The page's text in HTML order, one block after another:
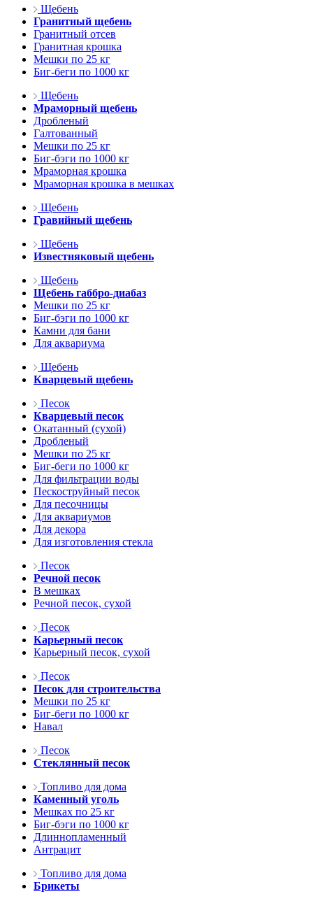
Щебень
Гранитный щебень
Гранитный отсев
Гранитная крошка
Мешки по 25 кг
Биг-беги по 1000 кг
Щебень
Мраморный щебень
Дробленый
Галтованный
Мешки по 25 кг
Биг-бэги по 1000 кг
Мраморная крошка
Мраморная крошка в мешках
Щебень
Гравийный щебень
Щебень
Известняковый щебень
Щебень
Щебень габбро-диабаз
Мешки по 25 кг
Биг-бэги по 1000 кг
Камни для бани
Для аквариума
Щебень
Кварцевый щебень
Песок
Кварцевый песок
Окатанный (сухой)
Дробленый
Мешки по 25 кг
Биг-беги по 1000 кг
Для фильтрации воды
Пескоструйный песок
Для песочницы
Для аквариумов
Для декора
Для изготовления стекла
Песок
Речной песок
В мешках
Речной песок, сухой
Песок
Карьерный песок
Карьерный песок, сухой
Песок
Песок для строительства
Мешки по 25 кг
Биг-беги по 1000 кг
Навал
Песок
Стеклянный песок
Топливо для дома
Каменный уголь
Мешках по 25 кг
Биг-бэги по 1000 кг
Длиннопламенный
Антрацит
Топливо для дома
Брикеты